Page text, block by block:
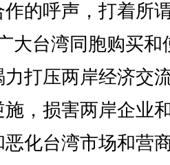
的呼声，打着所
大台湾同胞购买和
力打压两岸经济交
，损害两岸企业
化台湾市场和营